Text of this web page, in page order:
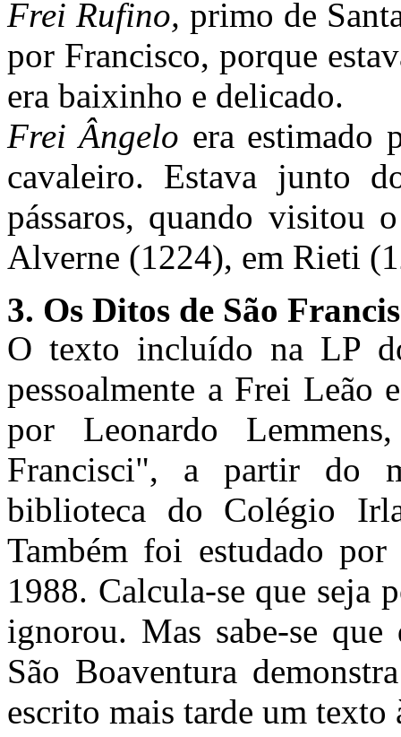
Frei Rufino,primo de
por Francisco, porque
era baixinho e delicado.
Frei Ângelo era estimado
cavaleiro. Estava junto
pássaros, quando visitou
Alverne (1224), em Rieti
3. Os Ditos de São
O texto incluído na LP
pessoalmente a Frei Leão
por Leonardo
Francisci", a partir do
biblioteca do Colégio
Também foi estudado
1988. Calcula-se que seja
ignorou. Mas sabe-se
São Boaventura
escrito mais tarde um